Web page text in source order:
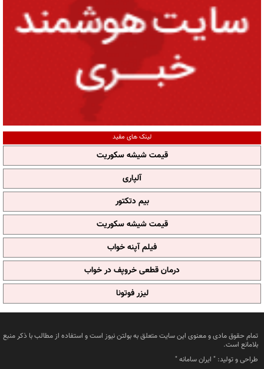
لینک های مفید
قیمت شیشه سکوریت
آلپاری
بیم دتکتور
قیمت شیشه سکوریت
فیلم آپنه خواب
درمان قطعی خروپف در خواب
لیزر فوتونا
تمام حقوق مادی و معنوی این سایت متعلق به بولتن نیوز است و استفاده از مطالب با ذکر منبع
بلامانع است.
طراحی و تولید: " ایران سامانه"